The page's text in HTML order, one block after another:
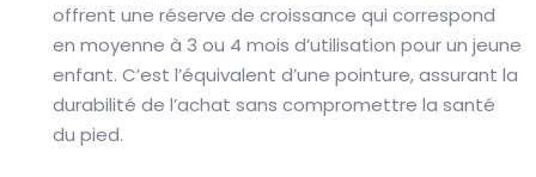
offrent une réserve de croissance qui correspond
en moyenne à 3 ou 4 mois d’utilisation pour un jeune
enfant. C’est l’équivalent d’une pointure, assurant la
durabilité de l’achat sans compromettre la santé
du pied.